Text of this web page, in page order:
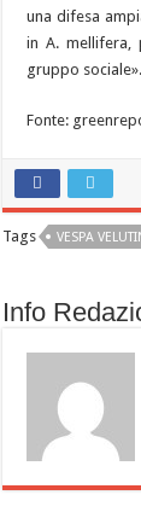
una difesa
in A. mellifera,
gruppo sociale».
Fonte:
Tags VESPA
Info